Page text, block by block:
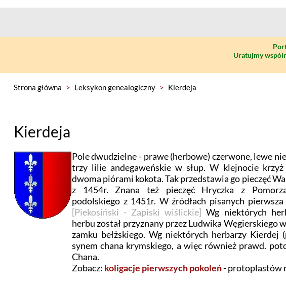
Uratujmy
Strona główna > Leksykon genealogiczny > Kierdeja
Kierdeja
Pole dwudzielne - prawe (herbowe) czerwone, lewe
trzy lilie andegaweńskie w słup. W klejnocie krzyż
dwoma piórami kokota. Tak przedstawia go pieczęć
z 1454r. Znana też pieczęć Hryczka z
podolskiego z 1451r. W źródłach pisanych
[Piekosiński - Zapiski wiślickie] Wg niektórych
herbu został przyznany przez Ludwika Węgierskiego
zamku bełżskiego. Wg niektórych herbarzy Kierdej
synem chana krymskiego, a więc również prawd.
Chana.
Zobacz: koligacje pierwszych pokoleń- protoplastów